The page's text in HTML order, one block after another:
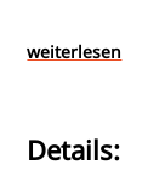
Wissensstand
Marktauftritt
allgemein
weiterlesen
Details: